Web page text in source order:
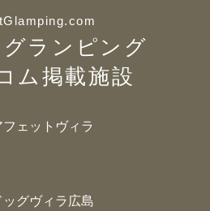
グランピング
ム掲載施設
フェットヴィラ
ッグヴィラ広島